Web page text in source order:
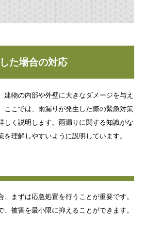
た場合の対応
建物の内部や外壁に大きなダメージを与え
ここでは、雨漏りが発生した際の緊急対策
しく説明します。雨漏りに関する知識がな
を理解しやすいように説明しています。
、まずは応急処置を行うことが重要です。
、被害を最小限に抑えることができます。